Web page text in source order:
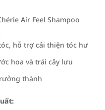
Air Feel Shampoo
hỗ trợ cải thiện tóc hư
hoa và trái cây lưu
thành